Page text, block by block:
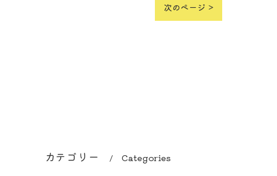
次のページ >
カテゴリー Categories